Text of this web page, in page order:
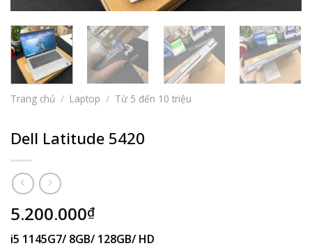
Trang chủ / Laptop / Từ 5 đến 10 triệu
Dell Latitude 5420
5.200.000₫
i5 1145G7/ 8GB/ 128GB/ HD